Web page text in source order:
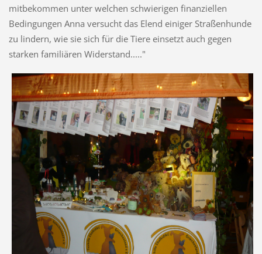
mitbekommen unter welchen schwierigen finanziellen
Bedingungen Anna versucht das Elend einiger Straßenhunde
zu lindern, wie sie sich für die Tiere einsetzt auch gegen
starken familiären Widerstand....."